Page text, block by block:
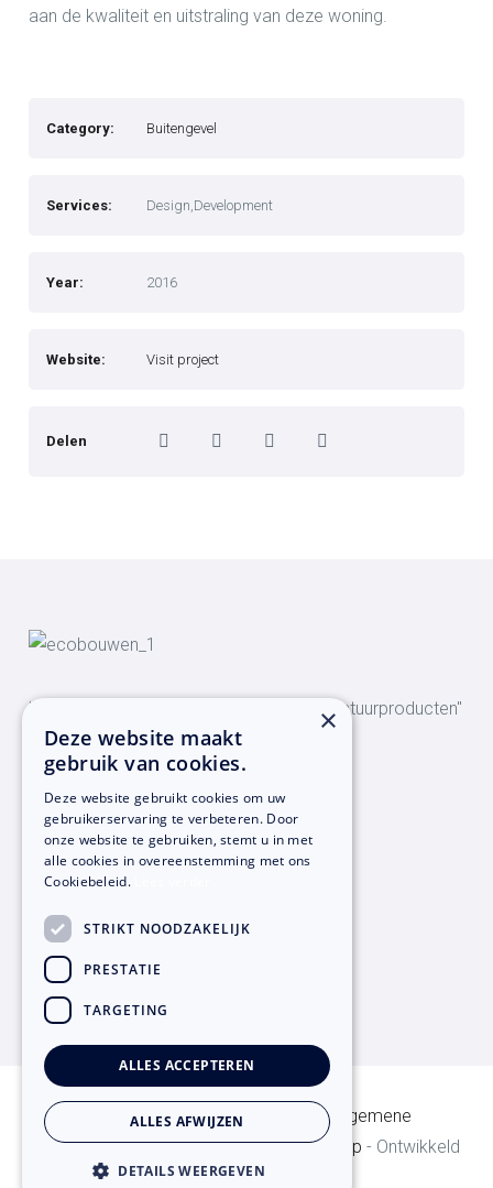
aan de kwaliteit en uitstraling van deze woning.
Category: Buitengevel
Services: Design,Development
Year: 2016
Website: Visit project
Delen
"Al 20 jaar ervaring met het gebruik van natuurproducten"
Bezoekadres
Hoge Balver 9
7207 BR Zutphen
+31 (0)575-43 23 31
E:info@ecobouwen.nl
© Copyright2026Ecobouwen -
Algemene
voorwaarden-Privacyverklaring-Sitemap - Ontwikkeld
doorBest4u Group B.V.
×
Deze website maakt
gebruik van cookies.
Deze website gebruikt cookies om uw
gebruikerservaring te verbeteren. Door
onze website te gebruiken, stemt u in met
alle cookies in overeenstemming met ons
Cookiebeleid.
STRIKT NOODZAKELIJK
PRESTATIE
TARGETING
ALLES ACCEPTEREN
ALLES AFWIJZEN
DETAILS WEERGEVEN